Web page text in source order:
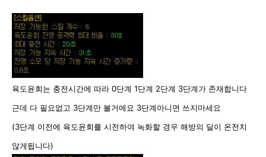
육도윤회는 충전시간에 따라 0단계 1단계 2단계 3단계가 존재합니다
근데 다 필요없고 3단계만 볼거에요 3단계아니면 쓰지마세요
(3단계 이전에 육도윤회를 시전하여 녹화할 경우 해방의 딜이 온전치
않게됩니다)